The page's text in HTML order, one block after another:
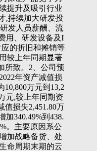
提升及吸引行业
,持续加大研发投
研发人员薪酬、流
用、研发设备及I
应的折旧和摊销等
较上年同期显著
所致。2、公司预
年资产减值损
10,800万元到13,2
元,较上年同期资
值损失2,451.80万
加340.49%到438.
。主要原因系公
加战略备货、处
命周期末期的云